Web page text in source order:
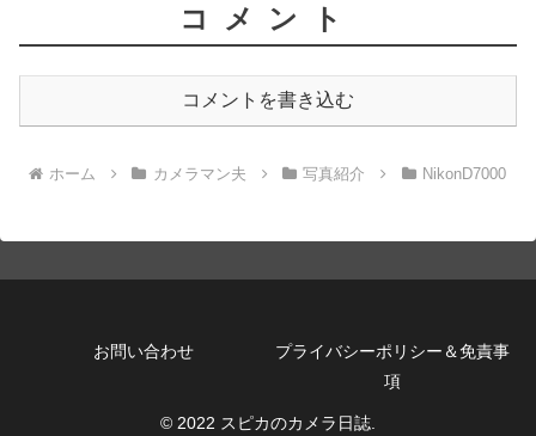
コメント
コメントを書き込む
ホーム カメラマン夫 写真紹介 NikonD7000
お問い合わせ
プライバシーポリシー＆免責事
項
© 2022 スピカのカメラ日誌.